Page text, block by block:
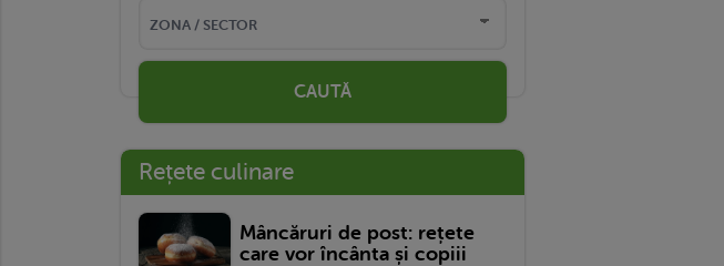
CAUTĂ
Rețete culinare
Mâncăruri de post: rețete
care vor încânta și copiii